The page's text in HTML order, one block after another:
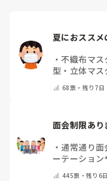
夏におスス
・不織布マス
型 ・ 立体マス
68票・ 残り7日
面会制限あり
・ 通常通り面
ーテーショ
445票・残り6日